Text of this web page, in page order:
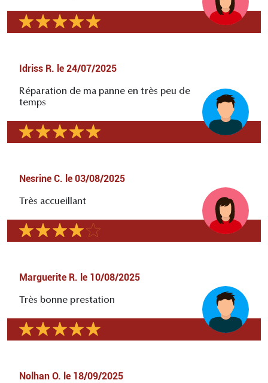
Idriss R. le 24/07/2025
Réparation de ma panne en très peu de
temps
Nesrine C. le 03/08/2025
Très accueillant
Marguerite R. le 10/08/2025
Très bonne prestation
Nolhan O. le 18/09/2025